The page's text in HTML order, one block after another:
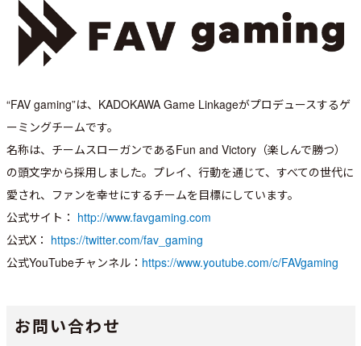
“FAV gaming”は、KADOKAWA Game Linkageがプロデュースするゲ
ーミングチームです。
名称は、チームスローガンであるFun and Victory（楽しんで勝つ）
の頭文字から採用しました。プレイ、行動を通じて、すべての世代に
愛され、ファンを幸せにするチームを目標にしています。
公式サイト： http://www.favgaming.com
公式X： https://twitter.com/fav_gaming
公式YouTubeチャンネル： https://www.youtube.com/c/FAVgaming
お問い合わせ